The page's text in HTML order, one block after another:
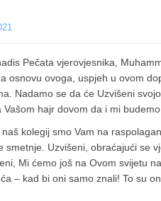
Pečata vjerovjesnika,
osnovu ovoga, uspjeh u ovom
Nadamo se da će Uzvišeni
hajr dovom da i mi
kolegij smo Vam na
smetnje. Uzvišeni, obraćajući se
Mi ćemo još na Ovom svijetu
– kad bi oni samo znali! To su